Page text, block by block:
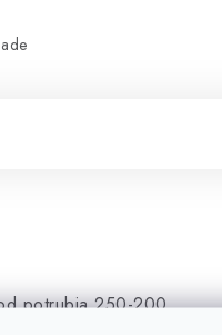
potrubia 250-200